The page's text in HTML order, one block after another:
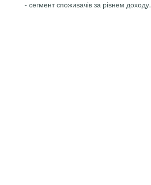
- сегмент споживачів за рівнем доходу.